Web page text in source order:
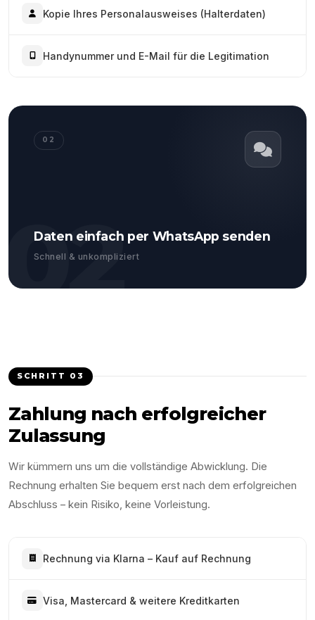
Kopie Ihres Personalausweises (Halterdaten)
Handynummer und E-Mail für die Legitimation
02
02
Daten einfach per WhatsApp senden
Schnell & unkompliziert
SCHRITT 03
Zahlung nach erfolgreicher
Zulassung
Wir kümmern uns um die vollständige Abwicklung. Die
Rechnung erhalten Sie bequem erst nach dem erfolgreichen
Abschluss – kein Risiko, keine Vorleistung.
Rechnung via Klarna – Kauf auf Rechnung
Visa, Mastercard & weitere Kreditkarten